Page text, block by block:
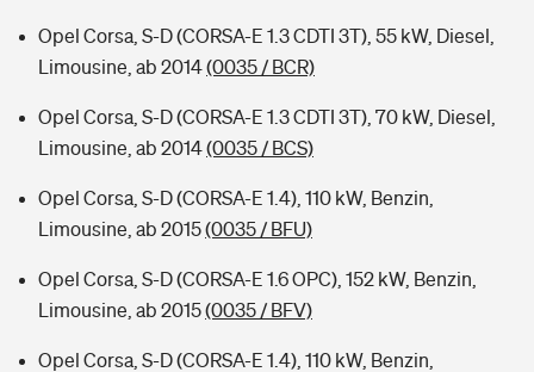
Opel Corsa, S-D (CORSA-E 1.3 CDTI 3T), 55 kW, Diesel,
Limousine, ab 2014(0035 / BCR)
Opel Corsa, S-D (CORSA-E 1.3 CDTI 3T), 70 kW, Diesel,
Limousine, ab 2014(0035 / BCS)
Opel Corsa, S-D (CORSA-E 1.4), 110 kW, Benzin,
Limousine, ab 2015(0035 / BFU)
Opel Corsa, S-D (CORSA-E 1.6 OPC), 152 kW, Benzin,
Limousine, ab 2015(0035 / BFV)
Opel Corsa, S-D (CORSA-E 1.4), 110 kW, Benzin,